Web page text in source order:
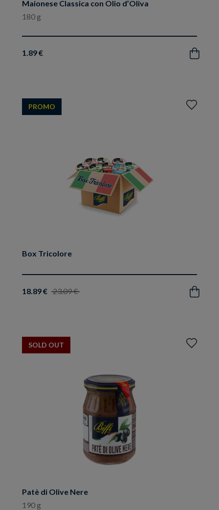
Maionese Classica con Olio d’Oliva
180 g
1.89 € Acquista
Box Tricolore
18.89 € 23.09 € Acquista
PROMO
Aggiungi
Patè di Olive Nere
190 g
SOLD OUT
Aggiungi